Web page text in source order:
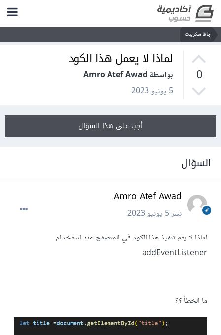
جافا سكريبت
0
لماذا لا يعمل هذا الكود
بواسطة Amro Atef Awad
5 يونيو 2023
أجب على هذا السؤال
السؤال
Amro Atef Awad
نشر5 يونيو 2023
لماذا لا يتم تنفيذ هذا الكود في المتصفح عند استخدام
addEventListener
ما الخطأ ؟؟